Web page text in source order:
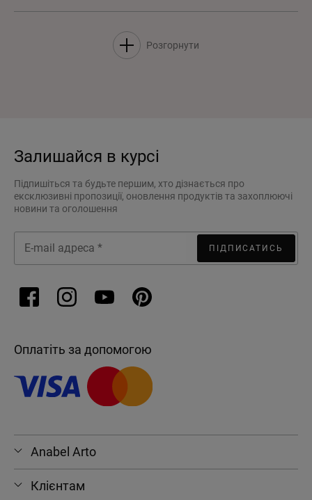
5 переваг сучасних боді
Боді - це одяг, здатний вирішити безліч наболілих
Розгорнути
Залишайся в курсі
Підпишіться та будьте першим, хто дізнається про
ексклюзивні пропозиції, оновлення продуктів та захоплюючі
новини та оголошення
ПІДПИСАТИСЬ
Оплатіть за допомогою
Anabel Arto
Клієнтам